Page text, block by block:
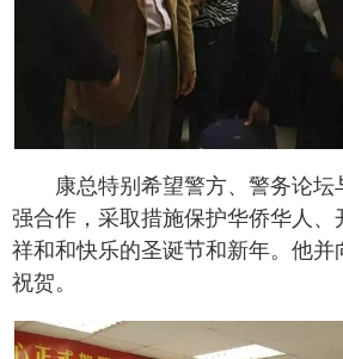
康总特别希望警方、警务论坛
强合作，采取措施保护华侨华人、
祥和和快乐的圣诞节和新年。他并
祝贺。